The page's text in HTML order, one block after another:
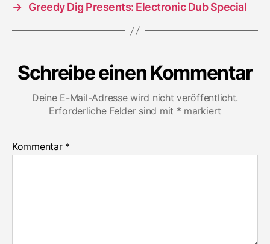
→ Greedy Dig Presents: Electronic Dub Special
Schreibe einen Kommentar
Deine E-Mail-Adresse wird nicht veröffentlicht.
Erforderliche Felder sind mit * markiert
Kommentar *